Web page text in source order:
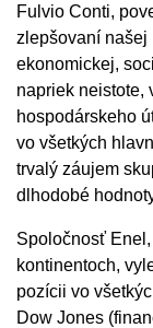
Fulvio Conti,
zlepšovaní našej
ekonomickej,
napriek neistote,
hospodárskeho
vo všetkých
trvalý záujem
dlhodobé
Spoločnosť
kontinentoch,
pozícii vo
Dow Jones